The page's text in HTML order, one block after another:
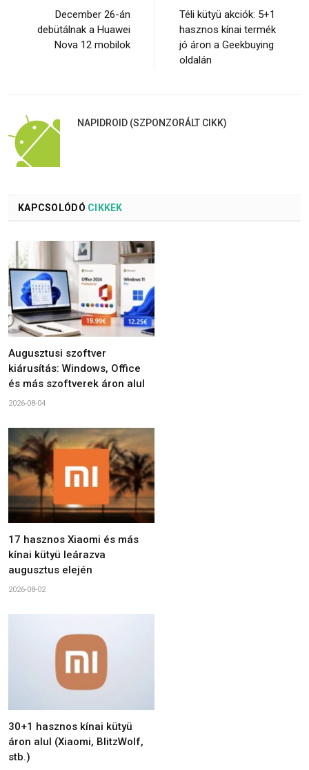
December 26-án
debütálnak a Huawei
Nova 12 mobilok
Téli kütyü akciók: 5+1
hasznos kínai termék
jó áron a Geekbuying
oldalán
NAPIDROID (SZPONZORÁLT CIKK)
KAPCSOLÓDÓ CIKKEK
Augusztusi szoftver
kiárusítás: Windows, Office
és más szoftverek áron alul
2026-08-04
17 hasznos Xiaomi és más
kínai kütyü leárazva
augusztus elején
2026-08-02
30+1 hasznos kínai kütyü
áron alul (Xiaomi, BlitzWolf,
stb.)